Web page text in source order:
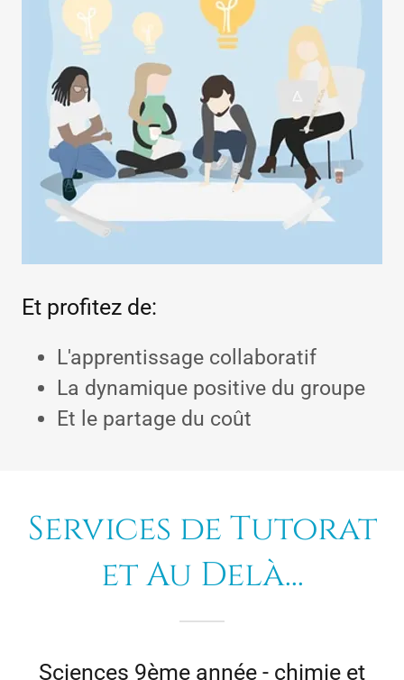
Et profitez de:
L'apprentissage collaboratif
La dynamique positive du groupe
Et le partage du coût
Services de Tutorat
et Au Delà...
Sciences 9ème année - chimie et